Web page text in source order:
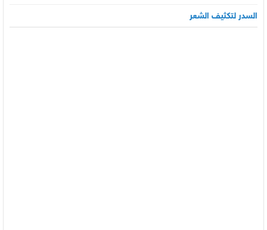
السدر لتكثيف الشعر